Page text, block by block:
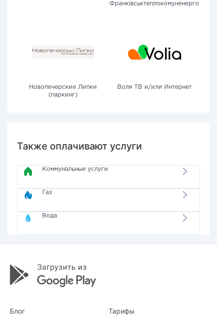
Франківськтеплокомуненерго
Новопечерские Липки
(паркинг)
Воля ТВ и/или Интернет
Также оплачивают услуги
Коммунальные услуги
Газ
Вода
Блог Тарифы